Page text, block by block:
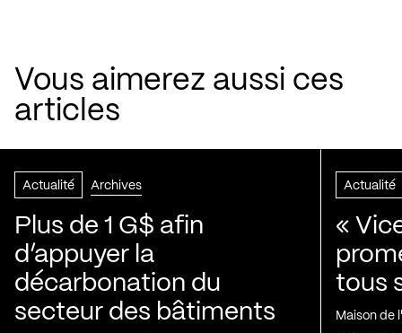
Vous aimerez aussi ces
articles
Actualité Archives
Plus de 1 G$ afin
d’appuyer la
décarbonation du
secteur des bâtiments
Actualité
«
tous
Maison de